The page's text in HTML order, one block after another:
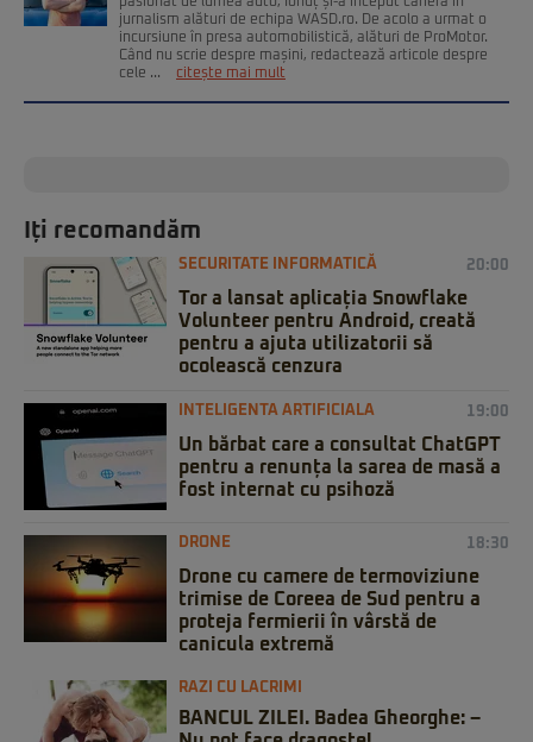
pasionat de lumea auto, Ionuț și-a început cariera în
jurnalism alături de echipa WASD.ro. De acolo a urmat o
incursiune în presa automobilistică, alături de ProMotor.
Când nu scrie despre mașini, redactează articole despre
cele ...
citește mai mult
Iți recomandăm
SECURITATE INFORMATICĂ 20:00
Tor a lansat aplicația Snowflake
Volunteer pentru Android, creată
pentru a ajuta utilizatorii să
ocolească cenzura
INTELIGENTA ARTIFICIALA 19:00
Un bărbat care a consultat ChatGPT
pentru a renunța la sarea de masă a
fost internat cu psihoză
DRONE 18:30
Drone cu camere de termoviziune
trimise de Coreea de Sud pentru a
proteja fermierii în vârstă de
canicula extremă
RAZI CU LACRIMI
BANCUL ZILEI. Badea Gheorghe: –